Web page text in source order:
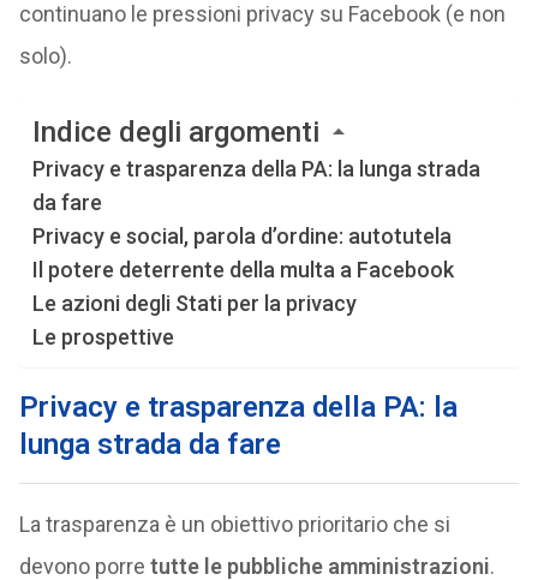
continuano le pressioni privacy su Facebook (e non
solo).
Indice degli argomenti
Privacy e trasparenza della PA: la lunga strada
da fare
Privacy e social, parola d’ordine: autotutela
Il potere deterrente della multa a Facebook
Le azioni degli Stati per la privacy
Le prospettive
Privacy e trasparenza della PA: la
lunga strada da fare
La trasparenza è un obiettivo prioritario che si
devono porre tutte le pubbliche amministrazioni.